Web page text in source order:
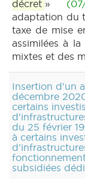
décret »
adaptation du
taxe de mise
assimilées à
mixtes et des
Insertion d'un
décembre
certains
du 25 février
à certains
subsidiées